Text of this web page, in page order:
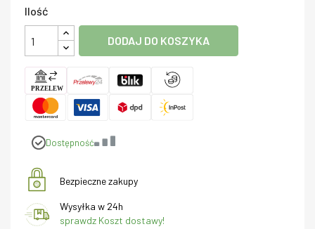
Ilość
DODAJ DO KOSZYKA
Dostępność
Bezpieczne zakupy
Wysyłka w 24h
sprawdz Koszt dostawy!